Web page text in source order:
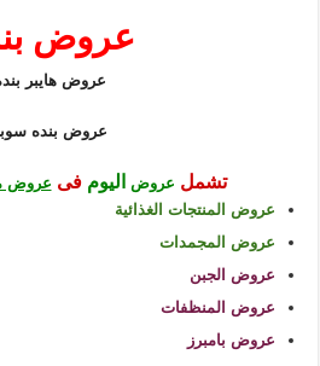
عروض
عروض هايبر
عروض بنده
تشمل عروضاليوم فى عروض
عروض المنتجات الغذائية
عروض المجمدات
عروض الجبن
عروض المنظفات
عروض بامبرز